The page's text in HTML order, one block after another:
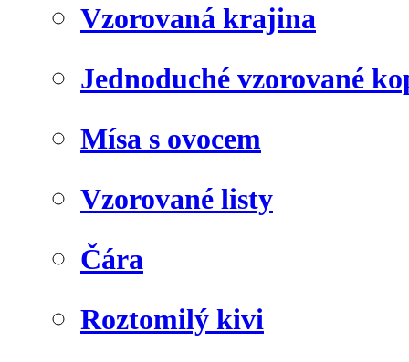
Vzorovaná krajina
Jednoduché vzorované
Mísa s ovocem
Vzorované listy
Čára
Roztomilý kivi